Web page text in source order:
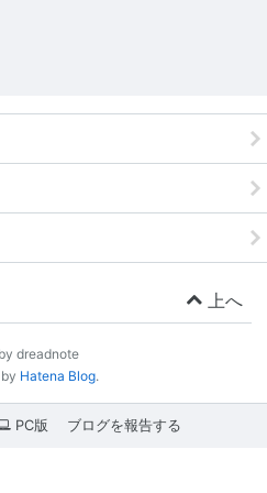
上へ
dreadnote
Hatena Blog.
PC版 ブログを報告する